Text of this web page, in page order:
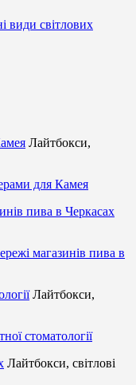
види світлових
Лайтбокси,
для Камея
магазинів пива в
Лайтбокси,
стоматології
Лайтбокси, світлові